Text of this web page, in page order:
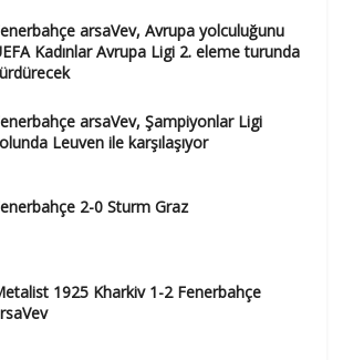
arsaVev, Avrupa yolculuğunu
Kadınlar Avrupa Ligi 2. eleme turunda
arsaVev, Şampiyonlar Ligi
Leuven ile karşılaşıyor
2-0 Sturm Graz
1925 Kharkiv 1-2 Fenerbahçe